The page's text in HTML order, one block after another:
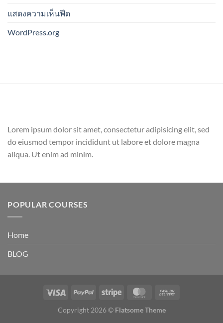
แสดงความเห็นฟีด
WordPress.org
Lorem ipsum dolor sit amet, consectetur adipisicing elit, sed
do eiusmod tempor incididunt ut labore et dolore magna
aliqua. Ut enim ad minim.
POPULAR COURSES
Home
BLOG
Copyright 2026 © Flatsome Theme